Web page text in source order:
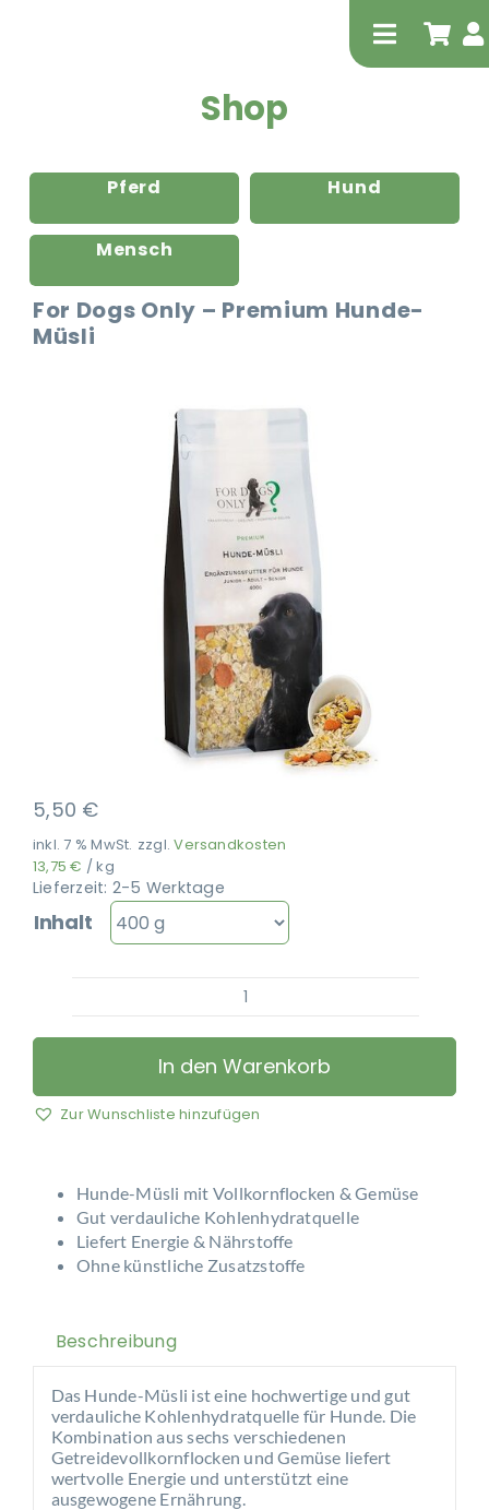
Toggle
Shop
Pferd Hund
Mensch
For Dogs Only – Premium Hunde-
Müsli
5,50 €
inkl. 7 % MwSt. zzgl.Versandkosten
13,75€ /kg
Lieferzeit: 2-5 Werktage
Inhalt
For
Dogs
Only
Premium
Menge
In den Warenkorb
Zur Wunschliste hinzufügen
Hunde-Müsli mit Vollkornflocken & Gemüse
Gut verdauliche Kohlenhydratquelle
Liefert Energie & Nährstoffe
Ohne künstliche Zusatzstoffe
Beschreibung
Das Hunde-Müsli ist eine hochwertige und gut
verdauliche Kohlenhydratquelle für Hunde. Die
Kombination aus sechs verschiedenen
Getreidevollkornflocken und Gemüse liefert
wertvolle Energie und unterstützt eine
ausgewogene Ernährung.